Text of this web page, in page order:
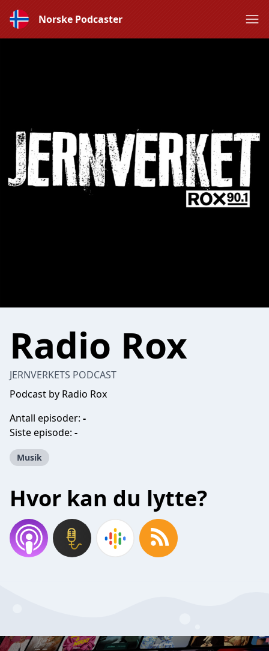
Norske Podcaster
Radio Rox
JERNVERKETS PODCAST
Podcast by Radio Rox
Antall episoder: -
Siste episode: -
Musik
Hvor kan du lytte?